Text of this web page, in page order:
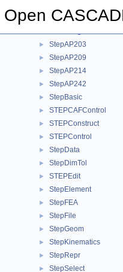
Open StdSelect
► StepAP203
► StepAP209
► StepAP214
► StepAP242
► StepBasic
► STEPCAFControl
► STEPConstruct
► STEPControl
► StepData
► StepDimTol
► STEPEdit
► StepElement
► StepFEA
► StepFile
► StepGeom
► StepKinematics
► StepRepr
► StepSelect